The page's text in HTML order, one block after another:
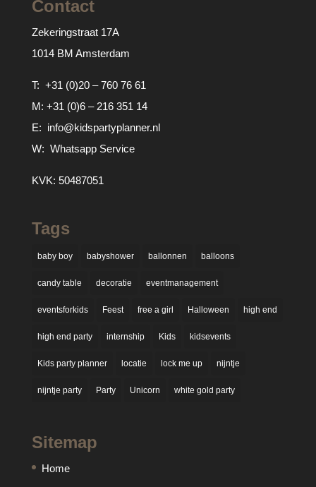
Contact
Zekeringstraat 17A
1014 BM Amsterdam
T: +31 (0)20 – 760 76 61
M: +31 (0)6 – 216 351 14
E: info@kidspartyplanner.nl
W: Whatsapp Service
KVK: 50487051
Tags
baby boy babyshower ballonnen balloons
candy table decoratie eventmanagement
eventsforkids Feest free a girl Halloween high end
high end party internship Kids kidsevents
Kids party planner locatie lock me up nijntje
nijntje party Party Unicorn white gold party
Sitemap
Home